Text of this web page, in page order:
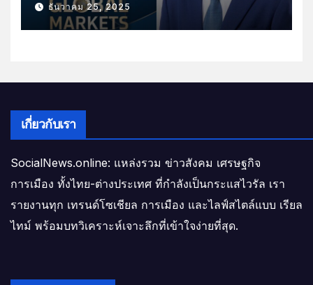
ธันวาคม 25, 2025
เกี่ยวกับเรา
SocialNews.online: แหล่งรวม ข่าวสังคม เศรษฐกิจ
การเมือง ทั้งไทย-ต่างประเทศ ที่กำลังเป็นกระแสไวรัล เรา
รายงานทุก เทรนด์โซเชียล การเมือง และไลฟ์สไตล์แบบ เรียล
ไทม์ พร้อมบทวิเคราะห์เจาะลึกที่เข้าใจง่ายที่สุด.